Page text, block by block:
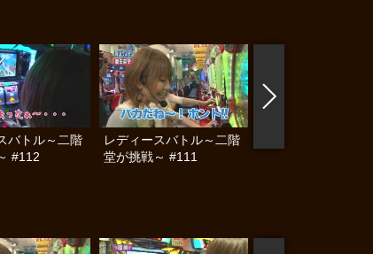
バトル～二階
#112
レディースバトル～二階
堂が挑戦～ #111